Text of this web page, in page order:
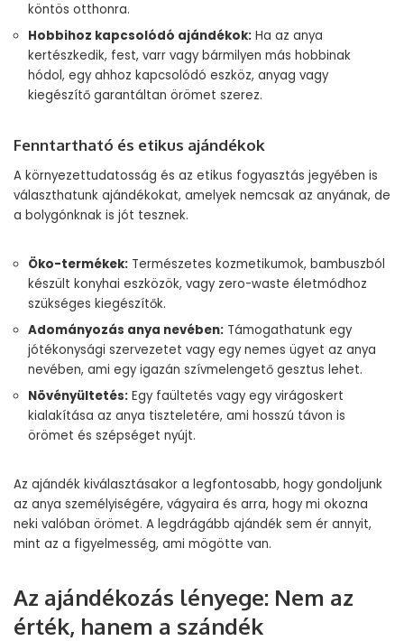
köntös otthonra.
Hobbihoz kapcsolódó ajándékok: Ha az anya
kertészkedik, fest, varr vagy bármilyen más hobbinak
hódol, egy ahhoz kapcsolódó eszköz, anyag vagy
kiegészítő garantáltan örömet szerez.
Fenntartható és etikus ajándékok
A környezettudatosság és az etikus fogyasztás jegyében is
választhatunk ajándékokat, amelyek nemcsak az anyának, de
a bolygónknak is jót tesznek.
Öko-termékek: Természetes kozmetikumok, bambuszból
készült konyhai eszközök, vagy zero-waste életmódhoz
szükséges kiegészítők.
Adományozás anya nevében: Támogathatunk egy
jótékonysági szervezetet vagy egy nemes ügyet az anya
nevében, ami egy igazán szívmelengető gesztus lehet.
Növényültetés: Egy faültetés vagy egy virágoskert
kialakítása az anya tiszteletére, ami hosszú távon is
örömet és szépséget nyújt.
Az ajándék kiválasztásakor a legfontosabb, hogy gondoljunk
az anya személyiségére, vágyaira és arra, hogy mi okozna
neki valóban örömet. A legdrágább ajándék sem ér annyit,
mint az a figyelmesség, ami mögötte van.
Az ajándékozás lényege: Nem az
érték, hanem a szándék